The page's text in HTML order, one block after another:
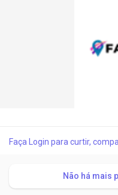
Faça Login para curtir,
Não há mais